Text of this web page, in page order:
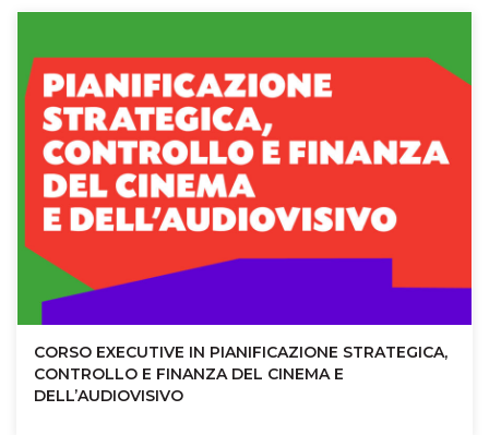
CORSO EXECUTIVE IN PIANIFICAZIONE STRATEGICA,
CONTROLLO E FINANZA DEL CINEMA E
DELL’AUDIOVISIVO